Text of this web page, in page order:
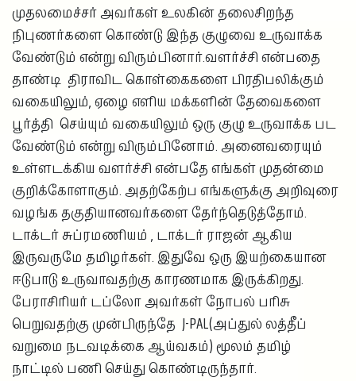
முதலமைச்சர் அவர்கள் உலகின் தலைசிறந்த
நிபுணர்களை கொண்டு இந்த குழுவை உருவாக்க
வேண்டும் என்று விரும்பினார்.வளர்ச்சி என்பதை
தாண்டி திராவிட கொள்கைகளை பிரதிபலிக்கும்
வகையிலும், ஏழை எளிய மக்களின் தேவைகளை
பூர்த்தி செய்யும் வகையிலும் ஒரு குழு உருவாக்க பட
வேண்டும் என்று விரும்பினோம். அனைவரையும்
உள்ளடக்கிய வளர்ச்சி என்பதே எங்கள் முதன்மை
குறிக்கோளாகும். அதற்கேற்ப எங்களுக்கு அறிவுரை
வழங்க தகுதியானவர்களை தேர்ந்தெடுத்தோம்.
டாக்டர் சுப்ரமணியம் , டாக்டர் ராஜன் ஆகிய
இருவருமே தமிழர்கள். இதுவே ஒரு இயற்கையான
ஈடுபாடு உருவாவதற்கு காரணமாக இருக்கிறது.
பேராசிரியர் டப்லோ அவர்கள் நோபல் பரிசு
பெறுவதற்கு முன்பிருந்தே J-PAL(அப்துல் லத்தீப்
வறுமை நடவடிக்கை ஆய்வகம்) மூலம் தமிழ்
நாட்டில் பணி செய்து கொண்டிருந்தார்.